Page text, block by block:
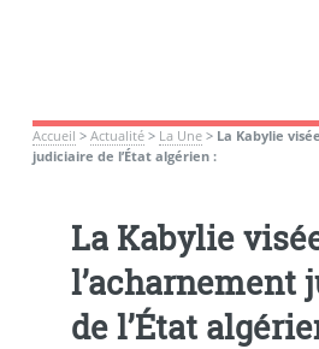
Accueil > Actualité> La Une> La Kabylie
judiciaire de l’État algérien :
La Kabylie
l’acharnement
de l’État